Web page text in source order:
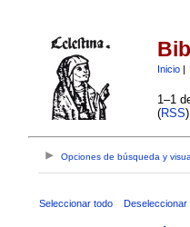
Inicio|
1–1
(RSS
Opciones de búsqueda y
Seleccionar todo Deseleccionar